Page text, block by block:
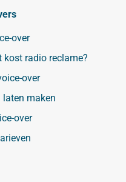
over
kost radio reclame?
over
laten maken
over